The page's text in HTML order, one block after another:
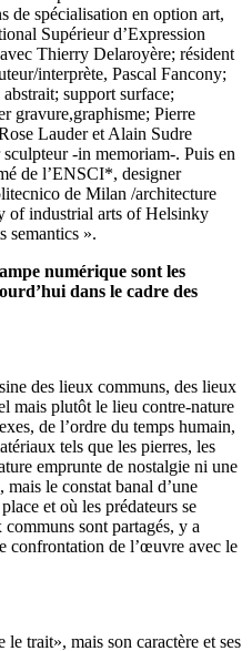
de spécialisation en option art,
Supérieur d’Expression
Thierry Delaroyère; résident
interprète, Pascal Fancony;
support surface;
gravure,graphisme; Pierre
Lauder et Alain Sudre
-in memoriam-. Puis en
de l’ENSCI*, designer
de Milan /architecture
of industrial arts of Helsinky
semantics ».
numérique sont les
dans le cadre des
des lieux communs, des lieux
mais plutôt le lieu contre-nature
de l’ordre du temps humain,
tels que les pierres, les
emprunte de nostalgie ni une
le constat banal d’une
et où les prédateurs se
sont partagés, y a
confrontation de l’œuvre avec le
le trait», mais son caractère et ses